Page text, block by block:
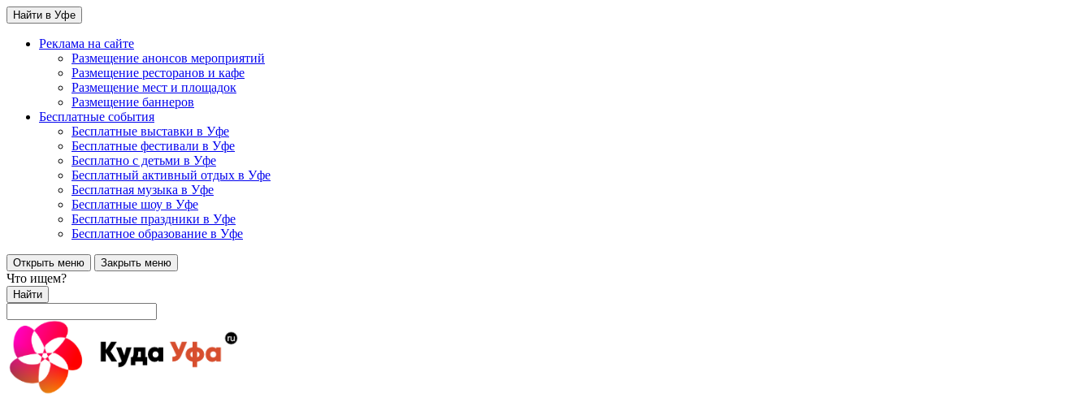
Найти в Уфе
Реклама на сайте
Размещение анонсов мероприятий
Размещение ресторанов и кафе
Размещение мест и площадок
Размещение баннеров
Бесплатные события
Бесплатные выставки в Уфе
Бесплатные фестивали в Уфе
Бесплатно с детьми в Уфе
Бесплатный активный отдых в Уфе
Бесплатная музыка в Уфе
Бесплатные шоу в Уфе
Бесплатные праздники в Уфе
Бесплатное образование в Уфе
Открыть меню Закрыть меню
Что ищем?
Найти